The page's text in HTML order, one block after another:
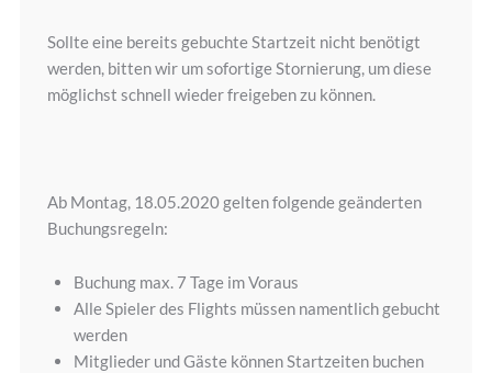
Sollte eine bereits gebuchte Startzeit nicht benötigt
werden, bitten wir um sofortige Stornierung, um diese
möglichst schnell wieder freigeben zu können.
Ab Montag, 18.05.2020 gelten folgende geänderten
Buchungsregeln:
Buchung max. 7 Tage im Voraus
Alle Spieler des Flights müssen namentlich gebucht
werden
Mitglieder und Gäste können Startzeiten buchen